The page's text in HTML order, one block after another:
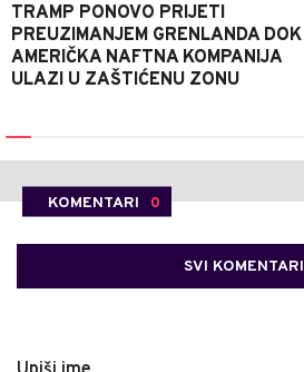
TRAMP PONOVO PRIJETI
PREUZIMANJEM GRENLANDA DOK
AMERIČKA NAFTNA KOMPANIJA
ULAZI U ZAŠTIĆENU ZONU
KOMENTARI 0
SVI KOMENTARI